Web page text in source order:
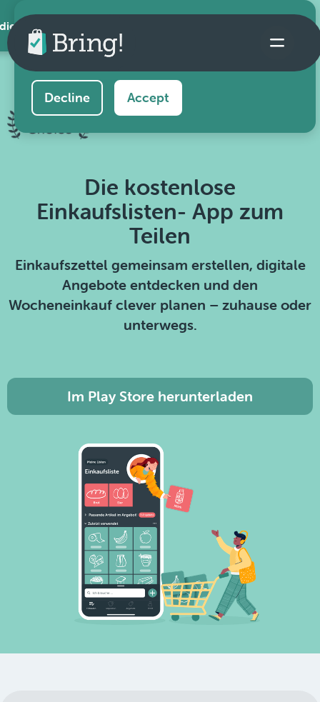
AppThis website uses cookies to ensure you get the
best experience on our website.
Decline Accept
Die kostenlose
Einkaufslisten- App zum
Teilen
Einkaufszettel gemeinsam erstellen, digitale
Angebote entdecken und den
Wocheneinkauf clever planen – zuhause oder
unterwegs.
Im Play Store herunterladen